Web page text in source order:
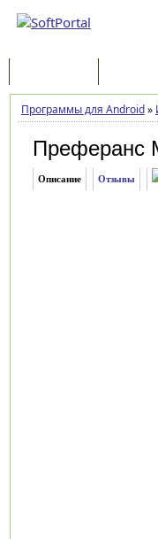
Программы для Android»
Преферанс
Описание Отзывы